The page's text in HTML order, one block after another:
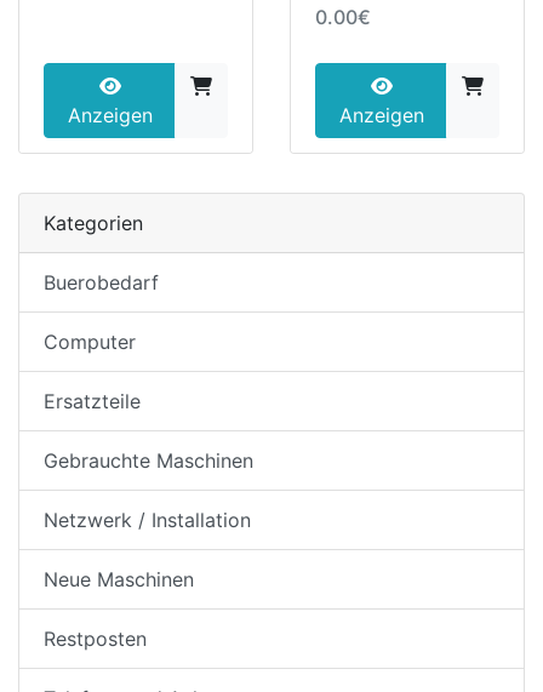
Anzeigen
0.00€
Anzeigen
Kategorien
Buerobedarf
Computer
Ersatzteile
Gebrauchte Maschinen
Netzwerk / Installation
Neue Maschinen
Restposten